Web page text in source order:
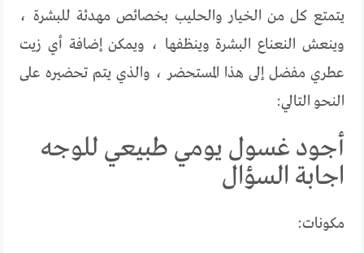
يتمتع كل من الخيار والحليب بخصائص مهدئة للبشرة ،
وينعش النعناع البشرة وينظفها ، ويمكن إضافة أي زيت
عطري مفضل إلى هذا المستحضر ، والذي يتم تحضيره على
النحو التالي:
أجود غسول يومي طبيعي للوجه
اجابة السؤال
مكونات: